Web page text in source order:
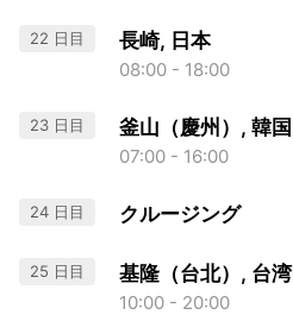
22 日目 長崎, 日本
08:00 - 18:00
23 日目 釜山（慶州）, 韓国
07:00 - 16:00
24 日目 クルージング
25 日目 基隆（台北）, 台湾
10:00 - 20:00